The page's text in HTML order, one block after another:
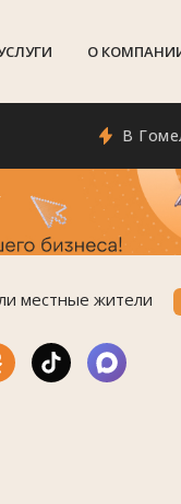
О
В Гомеле
местные жители